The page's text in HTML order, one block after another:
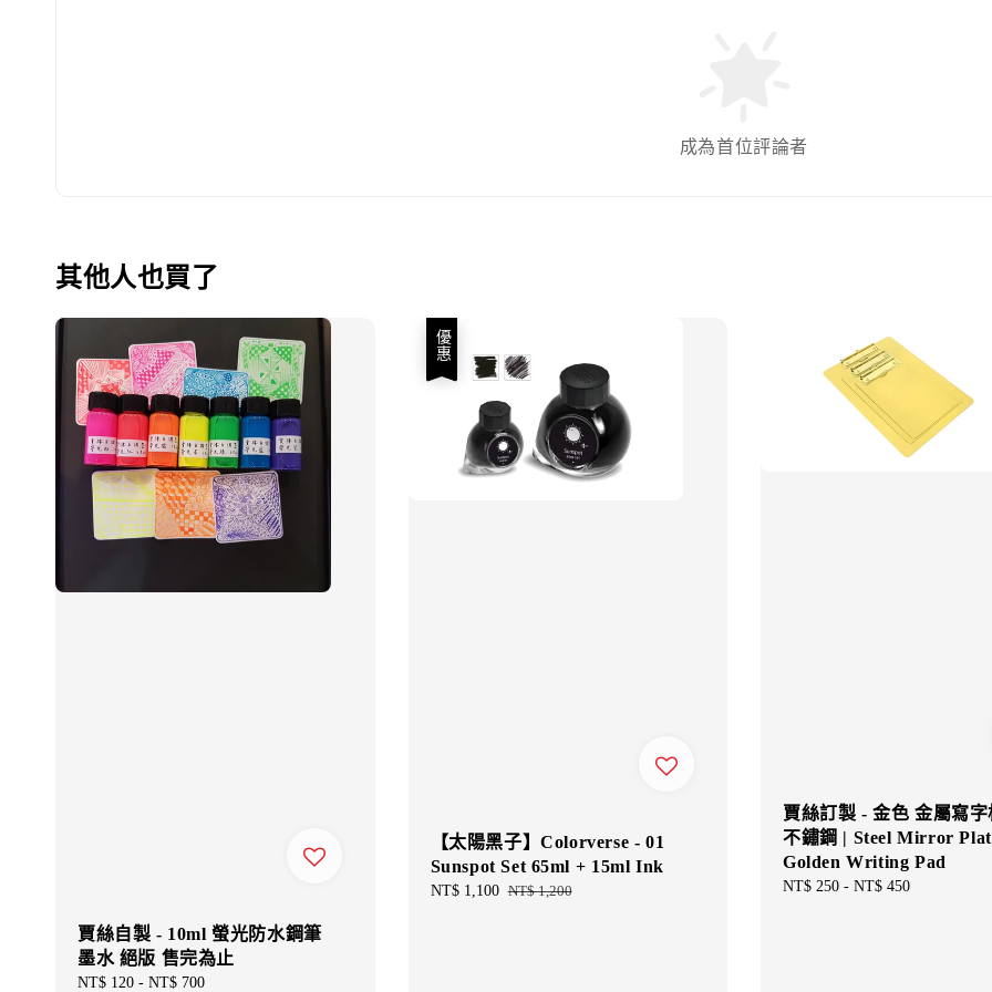
成為首位評論者
其他人也買了
賈絲自製 - 10ml 螢光防水鋼筆
墨水 絕版 售完為止
Regular
NT$ 120 - NT$ 700
優惠
【太陽黑子】Colorverse - 01
Sunspot Set 65ml + 15ml Ink
Sale
NT$ 1,100 Regular
NT$ 1,200
賈絲訂製 - 金色 金屬寫字
不鏽鋼 | Steel Mirror
Golden Writing Pad
Regular
NT$ 250 - NT$ 450